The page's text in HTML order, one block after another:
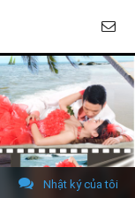
Nhật ký của tôi